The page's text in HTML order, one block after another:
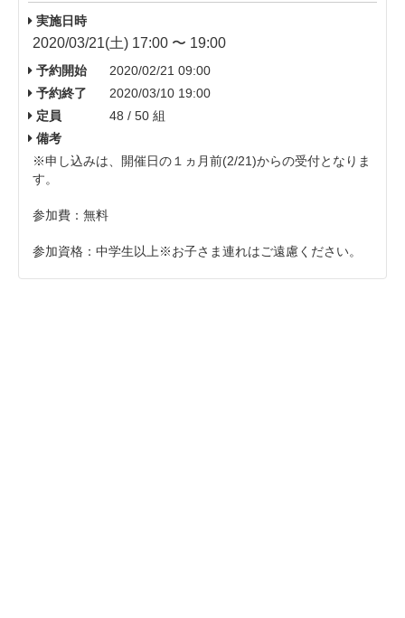
実施日時
2020/03/21(土) 17:00 〜 19:00
予約開始
2020/02/21 09:00
予約終了
2020/03/10 19:00
定員
48 / 50 組
備考
※申し込みは、開催日の１ヵ月前(2/21)からの受付となりま
す。
参加費：無料
参加資格：中学生以上※お子さま連れはご遠慮ください。